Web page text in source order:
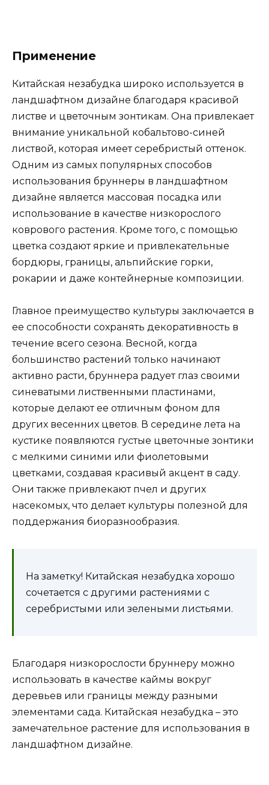
Применение
Китайская незабудка широко используется в
ландшафтном дизайне благодаря красивой
листве и цветочным зонтикам. Она привлекает
внимание уникальной кобальтово-синей
листвой, которая имеет серебристый оттенок.
Одним из самых популярных способов
использования бруннеры в ландшафтном
дизайне является массовая посадка или
использование в качестве низкорослого
коврового растения. Кроме того, с помощью
цветка создают яркие и привлекательные
бордюры, границы, альпийские горки,
рокарии и даже контейнерные композиции.
Главное преимущество культуры заключается в
ее способности сохранять декоративность в
течение всего сезона. Весной, когда
большинство растений только начинают
активно расти, бруннера радует глаз своими
синеватыми лиственными пластинами,
которые делают ее отличным фоном для
других весенних цветов. В середине лета на
кустике появляются густые цветочные зонтики
с мелкими синими или фиолетовыми
цветками, создавая красивый акцент в саду.
Они также привлекают пчел и других
насекомых, что делает культуры полезной для
поддержания биоразнообразия.
На заметку! Китайская незабудка хорошо
сочетается с другими растениями с
серебристыми или зелеными листьями.
Благодаря низкорослости бруннеру можно
использовать в качестве каймы вокруг
деревьев или границы между разными
элементами сада. Китайская незабудка – это
замечательное растение для использования в
ландшафтном дизайне.